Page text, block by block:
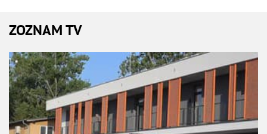
ZOZNAM TV